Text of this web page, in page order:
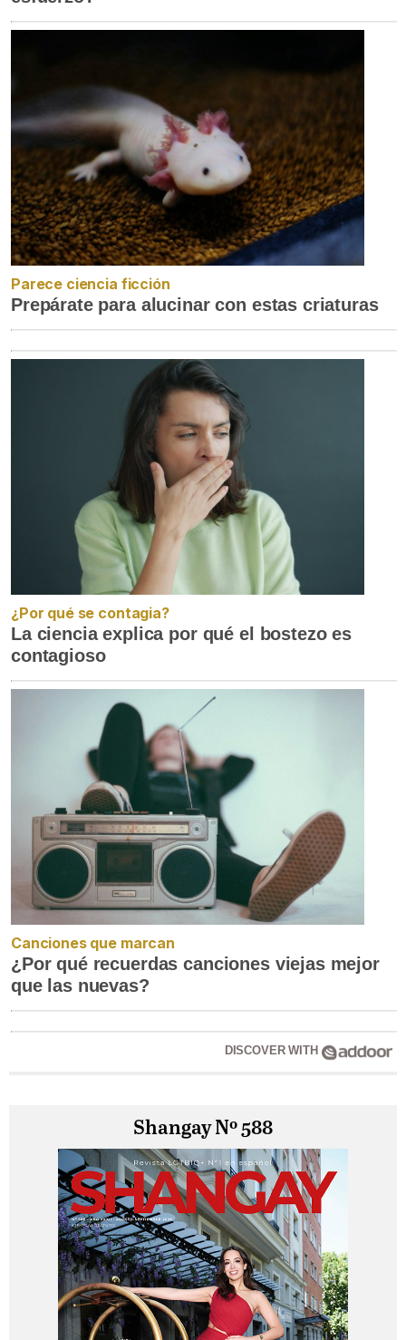
Parece ciencia ficción
Prepárate para alucinar con estas criaturas
¿Por qué se contagia?
La ciencia explica por qué el bostezo es
contagioso
Canciones que marcan
¿Por qué recuerdas canciones viejas mejor
que las nuevas?
DISCOVER WITH
Shangay Nº 588